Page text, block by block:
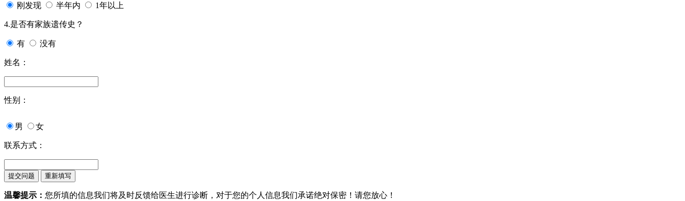
刚发现 半年内 1年以上
4.是否有家族遗传史？
有 没有
姓名：
性别：
男 女
联系方式：
温馨提示： 您所填的信息我们将及时反馈给医生进行诊断，对于您的个人信息我们承诺绝对保密！请您放心！